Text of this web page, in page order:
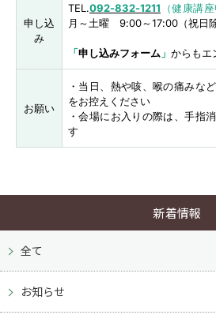
申し込
み
TEL.092-832-1211 （健康講
月～土曜 9:00～17:00（祝日除
「申し込みフォーム 」 からもエ
お願い
・当日、熱や咳、喉の痛みな
をお控えください
・会場にお入りの際は、手指
す
新着情報
全て
お知らせ